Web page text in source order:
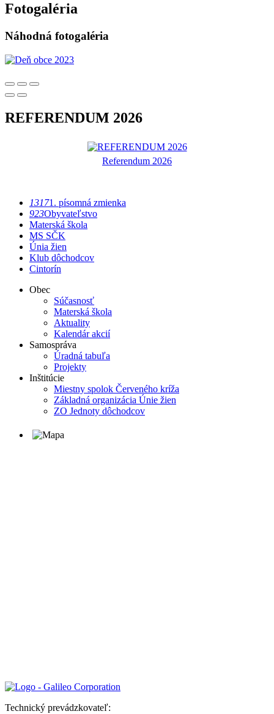
Fotogaléria
Náhodná fotogaléria
REFERENDUM 2026
Referendum 2026
13171. písomná zmienka
923Obyvateľstvo
Materská škola
MS SČK
Únia žien
Klub dôchodcov
Cintorín
Obec
Súčasnosť
Materská škola
Aktuality
Kalendár akcií
Samospráva
Úradná tabuľa
Projekty
Inštitúcie
Miestny spolok Červeného kríža
Základná organizácia Únie žien
ZO Jednoty dôchodcov
Technický prevádzkovateľ: